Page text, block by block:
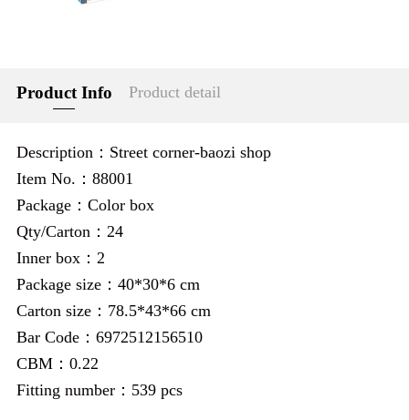
Product Info Product detail
Description：Street corner-baozi shop
Item No.：88001
Package：Color box
Qty/Carton：24
Inner box：2
Package size：40*30*6 cm
Carton size：78.5*43*66 cm
Bar Code：6972512156510
CBM：0.22
Fitting number：539 pcs